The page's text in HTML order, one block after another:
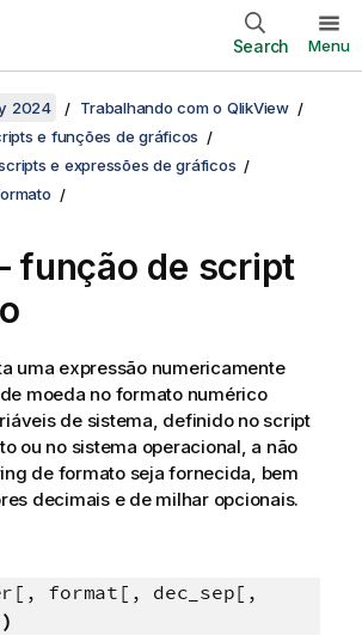
Search Menu
2024
Trabalhando com o QlikView
e funções de gráficos
e expressões de gráficos
função de script
uma expressão numericamente
moeda no formato numérico
de sistema, definido no script
ou no sistema operacional, a não
de formato seja fornecida, bem
decimais e de milhar opcionais.
format[, dec_sep[,
)